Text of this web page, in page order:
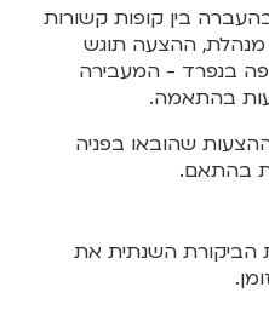
בין קופות קשורות
ההצעה תוגש
בנפרד - המעבירה
בהתאמה.
שהובאו בפניה
בהתאם.
הביקורת השנתית את